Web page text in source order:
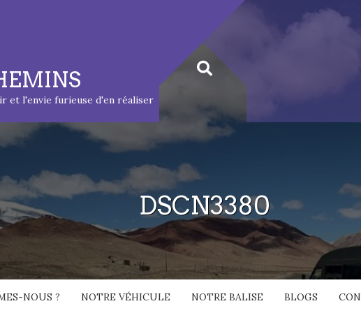
et l'envie furieuse d'en réaliser
DSCN3380
NOUS ? NOTRE VÉHICULE NOTRE BALISE BLOGS